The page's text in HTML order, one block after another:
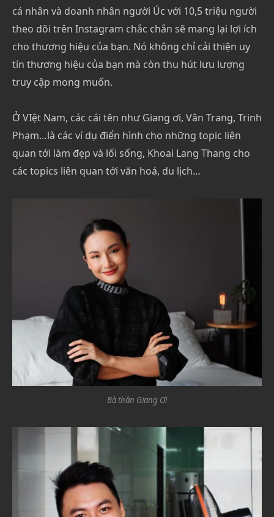
cá nhân và doanh nhân người Úc với 10,5 triệu người
theo dõi trên Instagram chắc chắn sẽ mang lại lợi ích
cho thương hiệu của bạn. Nó không chỉ cải thiện uy
tín thương hiệu của bạn mà còn thu hút lưu lượng
truy cập mong muốn.
Ở VIệt Nam, các cái tên như Giang ơi, Vân Trang, Trinh
Phạm…là các ví dụ điển hình cho những topic liên
quan tới làm đẹp và lối sống, Khoai Lang Thang cho
các topics liên quan tới văn hoá, du lịch…
Bà thần Giang Ơi